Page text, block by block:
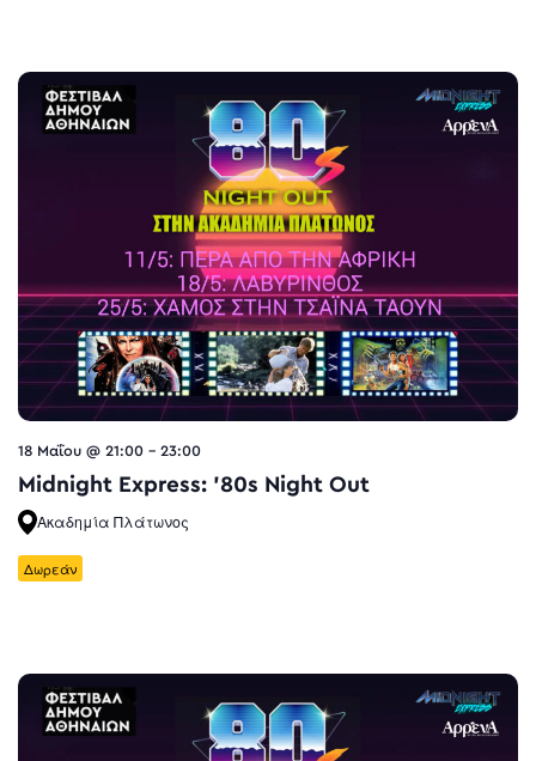
18 Μαΐου @ 21:00 - 23:00
Midnight Express: ’80s Night Out
Ακαδημία Πλάτωνος
Δωρεάν